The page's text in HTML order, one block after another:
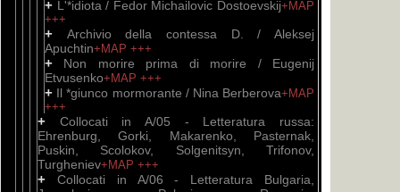
+ L'*idiota / Fedor Michailovic Dostoevskij+MAP
+++
+ Archivio della contessa D. / Aleksej
Apuchtin+MAP +++
+ Non morire prima di morire / Eugenij
Etvusenko+MAP +++
+ Il *giunco mormorante / Nina Berberova+MAP
+++
+ Collocati in A/05 - Letteratura russa:
Ehrenburg, Gorki, Makarenko, Pasternak,
Puskin, Scolokov, Solgenitsyn, Trifonov,
Turgheniev+MAP +++
+ Collocati in A/06 - Letteratura Bulgaria,